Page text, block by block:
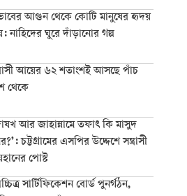
আগুন থেকে কোটি মানুষের হৃদয়
নাহিদের ঘুরে দাঁড়ানোর গল্প
আয়ের ৬২ শতাংশই আসছে পাঁচ
থেকে
আর জাহান্নামে তফাৎ কি মাসুদ
চট্টগ্রামের এসপির উদ্দেশে সন্ত্রাসী
পোস্ট
সার্টিফিকেশন বোর্ড পুনর্গঠন,